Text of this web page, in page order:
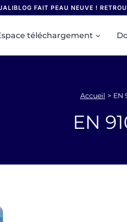
FAIT PEAU NEUVE !
téléchargement
Accueil > EN
EN